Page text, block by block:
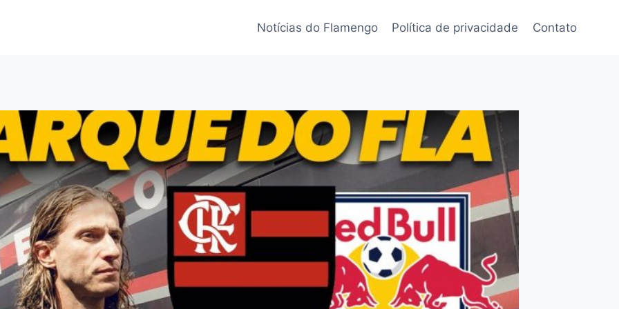
Notícias do Flamengo Política de privacidade Contato